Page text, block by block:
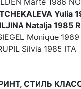
Yulia
Natalja 1985
Monique 1989
Silvia 1985 ITA
СТИЛЬ